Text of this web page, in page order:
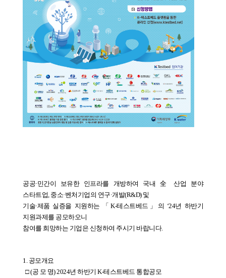
공공·민간이 보유한 인프라를 개방하여 국내 全 산업 분야
스타트업, 중소·벤처기업의 연구·개발(R&D) 및
기술·제품 실증을 지원하는 「K-테스트베드」의 ‘24년 하반기
지원과제를 공모하오니
참여를 희망하는 기업은 신청하여 주시기 바랍니다.
1. 공모개요
  □ (공 모 명) 2024년 하반기 K-테스트베드 통합공모